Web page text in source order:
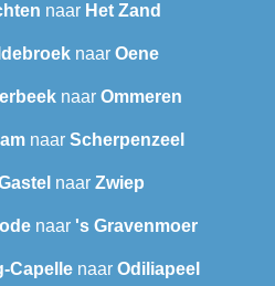
naar Het Zand
naar Oene
naar Ommeren
naar Scherpenzeel
naar Zwiep
naar 's Gravenmoer
Capellenaar Odiliapeel